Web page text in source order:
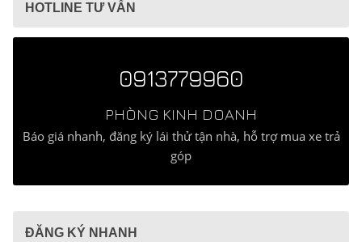
HOTLINE TƯ VẤN
0913779960
PHÒNG KINH DOANH
Báo giá nhanh, đăng ký lái thử tận nhà, hỗ trợ mua xe trả
góp
ĐĂNG KÝ NHANH